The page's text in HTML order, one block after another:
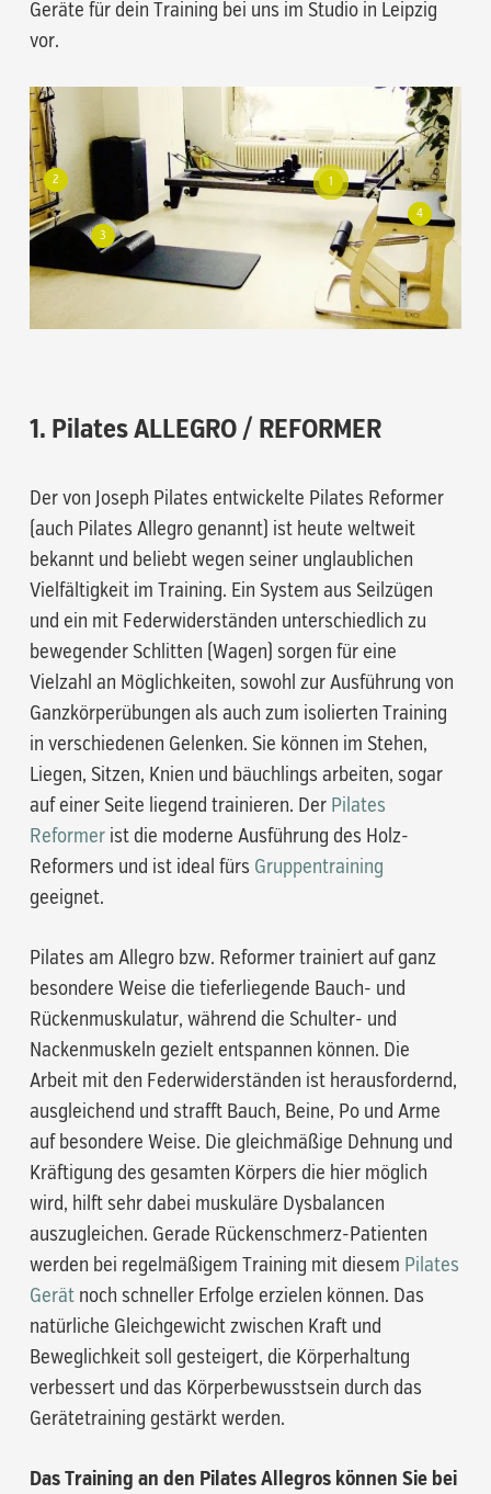
Geräte für dein Training bei uns im Studio in Leipzig
vor.
1
2
3
4
1. Pilates ALLEGRO / REFORMER
Der von Joseph Pilates entwickelte Pilates Reformer
(auch Pilates Allegro genannt) ist heute weltweit
bekannt und beliebt wegen seiner unglaublichen
Vielfältigkeit im Training. Ein System aus Seilzügen
und ein mit Federwiderständen unterschiedlich zu
bewegender Schlitten (Wagen) sorgen für eine
Vielzahl an Möglichkeiten, sowohl zur Ausführung von
Ganzkörperübungen als auch zum isolierten Training
in verschiedenen Gelenken. Sie können im Stehen,
Liegen, Sitzen, Knien und bäuchlings arbeiten, sogar
auf einer Seite liegend trainieren. Der Pilates
Reformerist die moderne Ausführung des Holz-
Reformers und ist ideal fürs Gruppentraining
geeignet.
Pilates am Allegro bzw. Reformer trainiert auf ganz
besondere Weise die tieferliegende Bauch- und
Rückenmuskulatur, während die Schulter- und
Nackenmuskeln gezielt entspannen können. Die
Arbeit mit den Federwiderständen ist herausfordernd,
ausgleichend und strafft Bauch, Beine, Po und Arme
auf besondere Weise. Die gleichmäßige Dehnung und
Kräftigung des gesamten Körpers die hier möglich
wird, hilft sehr dabei muskuläre Dysbalancen
auszugleichen. Gerade Rückenschmerz-Patienten
werden bei regelmäßigem Training mit diesem Pilates
Gerätnoch schneller Erfolge erzielen können. Das
natürliche Gleichgewicht zwischen Kraft und
Beweglichkeit soll gesteigert, die Körperhaltung
verbessert und das Körperbewusstsein durch das
Gerätetraining gestärkt werden.
Das Training an den Pilates Allegros können Sie bei